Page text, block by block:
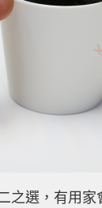
之選，有用家